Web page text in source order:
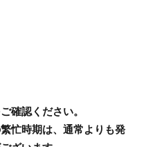
確認ください。
忙時期は、通常よりも発